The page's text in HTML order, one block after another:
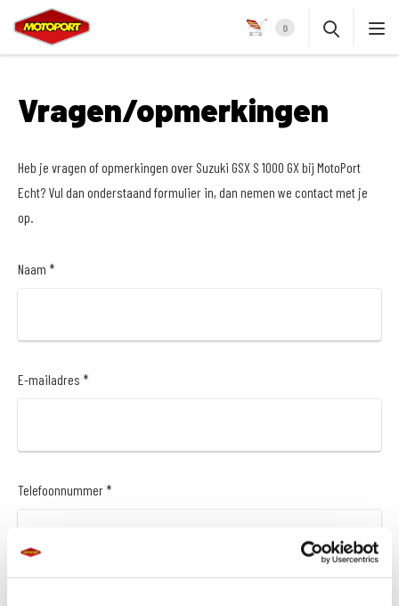
0
Vragen/opmerkingen
Heb je vragen of opmerkingen over Suzuki GSX S 1000 GX bij MotoPort
Echt? Vul dan onderstaand formulier in, dan nemen we contact met je
op.
Naam *
E-mailadres *
Telefoonnummer *